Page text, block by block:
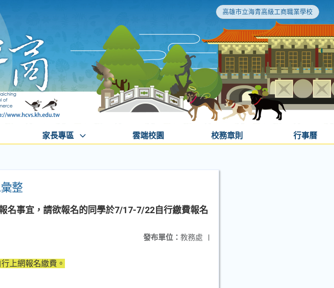
高雄市立海青高級工商職業學校
家長專區 雲端校園 校務章則 行事曆
整
名事宜，請欲報名的同學於7/17-7/22自行繳費報名
發布單位： 教務處 |
上網報名繳費。